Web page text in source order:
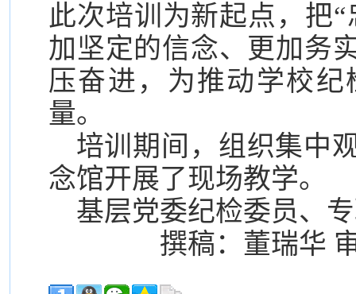
此次培训为新起点，把
加坚定的信念、更加务
压奋进，为推动学校
量。
培训期间，组织集中
念馆开展了现场教学。
基层党委纪检委员、
撰稿：董瑞华